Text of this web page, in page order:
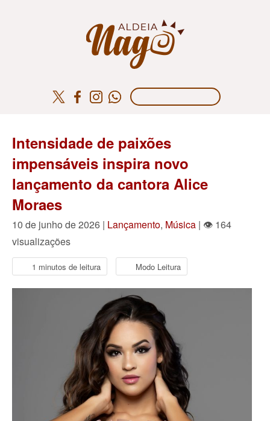
Intensidade de paixões
impensáveis inspira novo
lançamento da cantora Alice
Moraes
10 de junho de 2026 | Lançamento, Música | 👁 164
visualizações
1 minutos de leitura Modo Leitura